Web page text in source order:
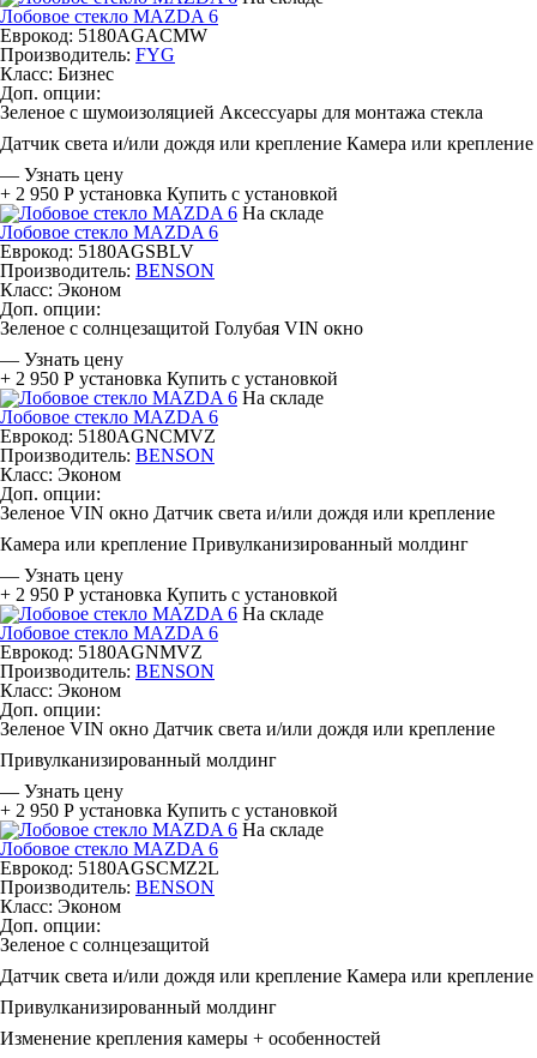
Лобовое стекло MAZDA 6
Еврокод: 5180AGACMW
Производитель: FYG
Класс: Бизнес
Доп. опции:
Зеленое с шумоизоляцией Аксессуары для монтажа стекла
Датчик света и/или дождя или крепление Камера или крепление
— Узнать цену
+ 2 950 Р установка Купить с установкой
На складе
Лобовое стекло MAZDA 6
Еврокод: 5180AGSBLV
Производитель: BENSON
Класс: Эконом
Доп. опции:
Зеленое с солнцезащитой Голубая VIN окно
— Узнать цену
+ 2 950 Р установка Купить с установкой
На складе
Лобовое стекло MAZDA 6
Еврокод: 5180AGNCMVZ
Производитель: BENSON
Класс: Эконом
Доп. опции:
Зеленое VIN окно Датчик света и/или дождя или крепление
Камера или крепление Привулканизированный молдинг
— Узнать цену
+ 2 950 Р установка Купить с установкой
На складе
Лобовое стекло MAZDA 6
Еврокод: 5180AGNMVZ
Производитель: BENSON
Класс: Эконом
Доп. опции:
Зеленое VIN окно Датчик света и/или дождя или крепление
Привулканизированный молдинг
— Узнать цену
+ 2 950 Р установка Купить с установкой
На складе
Лобовое стекло MAZDA 6
Еврокод: 5180AGSCMZ2L
Производитель: BENSON
Класс: Эконом
Доп. опции:
Зеленое с солнцезащитой
Датчик света и/или дождя или крепление Камера или крепление
Привулканизированный молдинг
Изменение крепления камеры + особенностей